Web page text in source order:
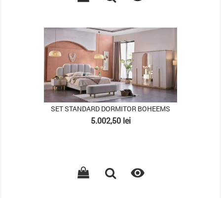
SET STANDARD DORMITOR BOHEEMS
Pret
5.002,50 lei
